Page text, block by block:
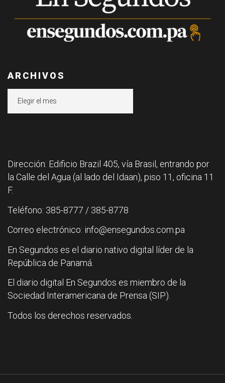
ARCHIVOS
Dirección: Edificio Brazil 405, vía Brasil, entrando por
la Calle del Agua (al lado del Idaan), piso 11, oficina 11
F.
Teléfono: 385-8777 / 385-8778
Correo electrónico: info@ensegundos.com.pa
En Segundos es el diario nativo digital líder de la
República de Panamá.
El diario digital En Segundos es miembro de la
Sociedad Interamericana de Prensa (SIP).
Todos los derechos reservados.